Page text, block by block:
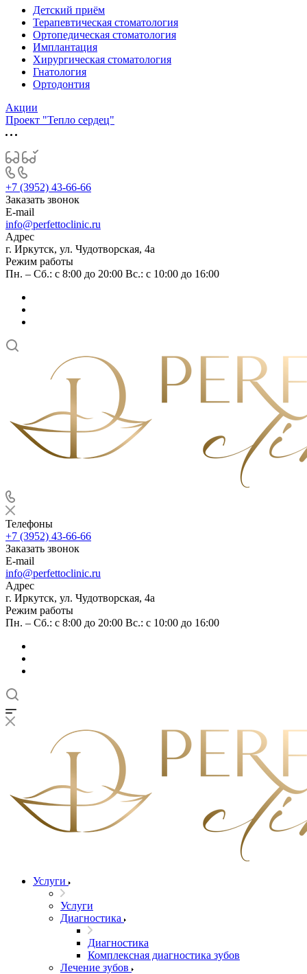
Детский приём
Терапевтическая стоматология
Ортопедическая стоматология
Имплантация
Хирургическая стоматология
Гнатология
Ортодонтия
Акции
Проект "Тепло сердец"
+7 (3952) 43-66-66
Заказать звонок
E-mail
info@perfettoclinic.ru
Адрес
г. Иркутск, ул. Чудотворская, 4а
Режим работы
Пн. – Сб.: с 8:00 до 20:00 Вс.: с 10:00 до 16:00
Телефоны
+7 (3952) 43-66-66
Заказать звонок
E-mail
info@perfettoclinic.ru
Адрес
г. Иркутск, ул. Чудотворская, 4а
Режим работы
Пн. – Сб.: с 8:00 до 20:00 Вс.: с 10:00 до 16:00
Услуги
Услуги
Диагностика
Диагностика
Комплексная диагностика зубов
Лечение зубов